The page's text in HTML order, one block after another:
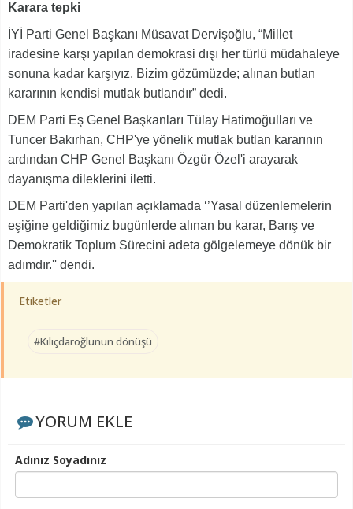
Karara tepki
İYİ Parti Genel Başkanı Müsavat Dervişoğlu, “Millet
iradesine karşı yapılan demokrasi dışı her türlü müdahaleye
sonuna kadar karşıyız. Bizim gözümüzde; alınan butlan
kararının kendisi mutlak butlandır” dedi.
DEM Parti Eş Genel Başkanları Tülay Hatimoğulları ve
Tuncer Bakırhan, CHP'ye yönelik mutlak butlan kararının
ardından CHP Genel Başkanı Özgür Özel'i arayarak
dayanışma dileklerini iletti.
DEM Parti'den yapılan açıklamada ‘’Yasal düzenlemelerin
eşiğine geldiğimiz bugünlerde alınan bu karar, Barış ve
Demokratik Toplum Sürecini adeta gölgelemeye dönük bir
adımdır.'' dendi.
Etiketler
#Kılıçdaroğlunun dönüşü
YORUM EKLE
Adınız Soyadınız